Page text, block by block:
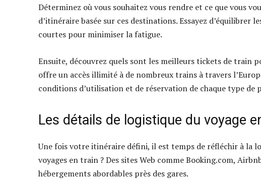
Déterminez où vous souhaitez vous rendre et ce que vous
d’itinéraire basée sur ces destinations. Essayez d’équilibrer
courtes pour minimiser la fatigue.
Ensuite, découvrez quels sont les meilleurs tickets de train
offre un accès illimité à de nombreux trains à travers
conditions d’utilisation et de réservation de chaque type de
Les détails de logistique du voyage
Une fois votre itinéraire défini, il est temps de réfléchir à la
voyages en train ? Des sites Web comme Booking.com,
hébergements abordables près des gares.